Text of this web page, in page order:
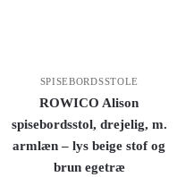
SPISEBORDSSTOLE
ROWICO Alison
spisebordsstol, drejelig, m.
armlæn – lys beige stof og
brun egetræ